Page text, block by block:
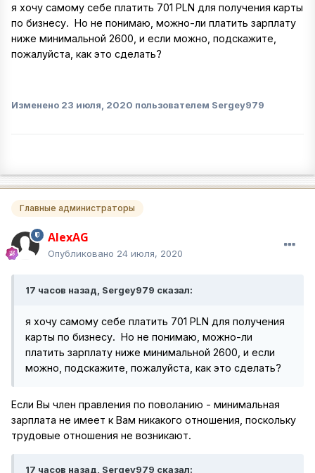
я хочу самому себе платить 701 PLN для получения карты
по бизнесу. Но не понимаю, можно-ли платить зарплату
ниже минимальной 2600, и если можно, подскажите,
пожалуйста, как это сделать?
Изменено 23 июля, 2020 пользователем Sergey979
Главные администраторы
AlexAG
Опубликовано 24 июля, 2020
17 часов назад, Sergey979 сказал:
я хочу самому себе платить 701 PLN для получения
карты по бизнесу. Но не понимаю, можно-ли
платить зарплату ниже минимальной 2600, и если
можно, подскажите, пожалуйста, как это сделать?
Если Вы член правления по поволанию - минимальная
зарплата не имеет к Вам никакого отношения, поскольку
трудовые отношения не возникают.
17 часов назад, Sergey979 сказал: